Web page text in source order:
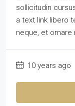
sollicitudin
a text link libero
neque, et ornare
10 years ago